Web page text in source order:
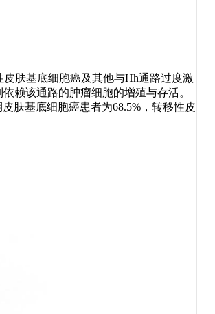
肤基底细胞癌及其他与Hh通路过度激
赖该通路的肿瘤细胞的增殖与存活。
肤基底细胞癌患者为68.5%，转移性皮